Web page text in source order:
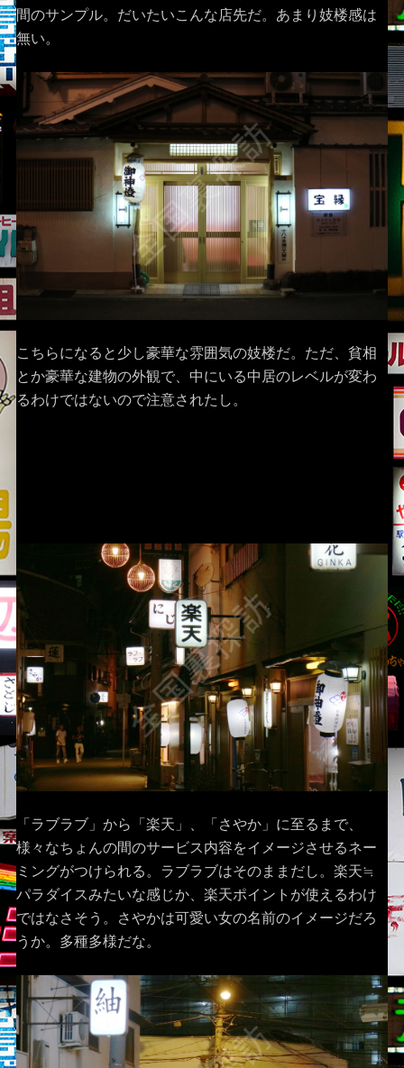
間のサンプル。だいたいこんな店先だ。あまり妓楼感は
無い。
こちらになると少し豪華な雰囲気の妓楼だ。ただ、貧相
とか豪華な建物の外観で、中にいる中居のレベルが変わ
るわけではないので注意されたし。
「ラブラブ」から「楽天」、「さやか」に至るまで、
様々なちょんの間のサービス内容をイメージさせるネー
ミングがつけられる。ラブラブはそのままだし。楽天≒
パラダイスみたいな感じか、楽天ポイントが使えるわけ
ではなさそう。さやかは可愛い女の名前のイメージだろ
うか。多種多様だな。